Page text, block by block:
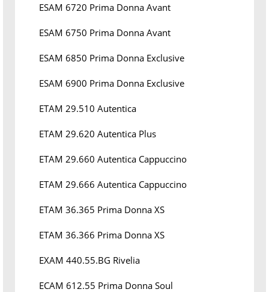
ESAM 6720 Prima Donna Avant
ESAM 6750 Prima Donna Avant
ESAM 6850 Prima Donna Exclusive
ESAM 6900 Prima Donna Exclusive
ETAM 29.510 Autentica
ETAM 29.620 Autentica Plus
ETAM 29.660 Autentica Cappuccino
ETAM 29.666 Autentica Cappuccino
ETAM 36.365 Prima Donna XS
ETAM 36.366 Prima Donna XS
EXAM 440.55.BG Rivelia
ECAM 612.55 Prima Donna Soul